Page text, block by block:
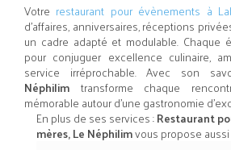
Votre restaurant pour évènements à
d’affaires, anniversaires, réceptions
un cadre adapté et modulable. Chaque
pour conjuguer excellence culinaire,
service irréprochable. Avec son
Néphilim transforme chaque
mémorable autour d’une gastronomie
En plus de ses services :Restaurant
mères, Le Néphilimvous propose aussi